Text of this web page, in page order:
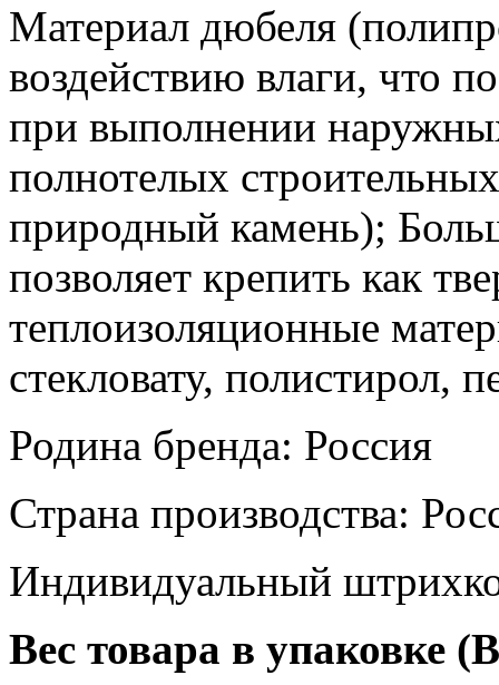
Материал дюбеля
воздействию влаги, что
при выполнении
полнотелых
природный камень);
позволяет крепить как
теплоизоляционные
стекловату, полистирол,
Родина бренда: Россия
Страна производства:
Индивидуальный
Вес товара в упаковке